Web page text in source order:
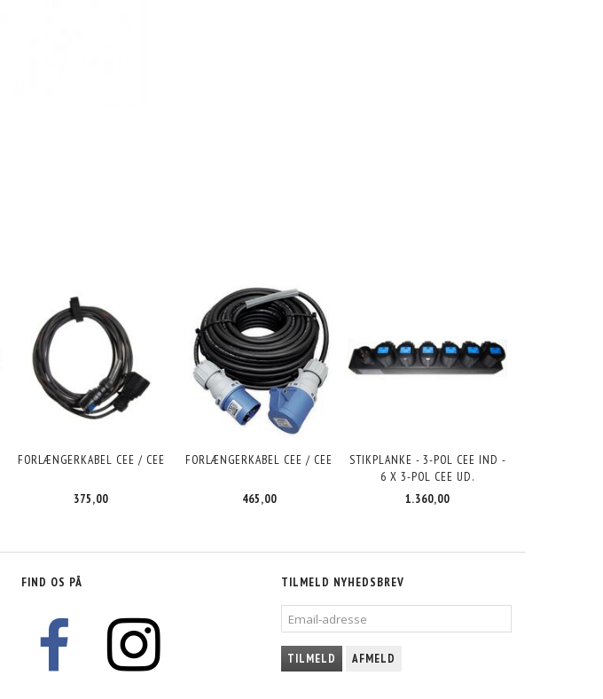
FORLÆNGERKABEL CEE / CEE
375,00
FORLÆNGERKABEL CEE / CEE
465,00
STIKPLANKE - 3-POL CEE IND -
6 X 3-POL CEE UD.
1.360,00
FIND OS PÅ
TILMELD NYHEDSBREV
EMAIL-
ADRESSE
TILMELD AFMELD